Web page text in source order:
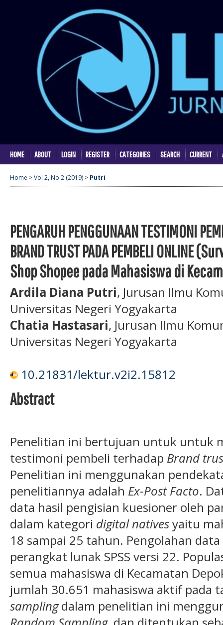
HOME ABOUT LOGIN REGISTER CATEGORIES SEARCH CURRENT
Home >Vol 2, No 2 (2019) > Putri
PENGARUH PENGGUNAAN TESTIMONI
BRAND TRUST PADA PEMBELI ONLINE
Shop Shopee pada Mahasiswa di
Ardila Diana Putri, Jurusan Ilmu
Universitas Negeri Yogyakarta
Chatia Hastasari, Jurusan Ilmu
Universitas Negeri Yogyakarta
10.21831/lektur.v2i2.15812
Abstract
Penelitian ini bertujuan untuk untuk
testimoni pembeli terhadap Brand
Penelitian ini menggunakan
penelitiannya adalah Ex-Post Facto.
data hasil pengisian kuesioner oleh
dalam kategori digital nativesyaitu
18 sampai 25 tahun. Pengolahan
perangkat lunak SPSS versi 22.
semua mahasiswa di Kecamatan
jumlah 30.651 mahasiswa aktif pada
samplingdalam penelitian ini